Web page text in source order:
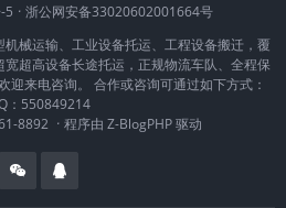
5 · 浙公网安备33020602001664号
械运输、工业设备托运、工程设备搬迁，覆
超高设备长途托运，正规物流车队、全程保
迎来电咨询。 合作或咨询可通过如下方式：
：550849214
8892 · 程序由 Z-BlogPHP驱动